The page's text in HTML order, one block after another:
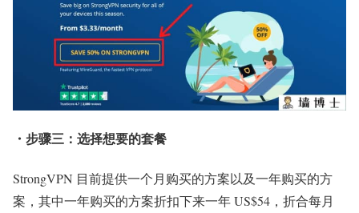
・步骤三：选择想要的套餐
StrongVPN 目前提供一个月购买的方案以及一年购买的方
案，其中一年购买的方案折扣下来一年 US$54，折合每月